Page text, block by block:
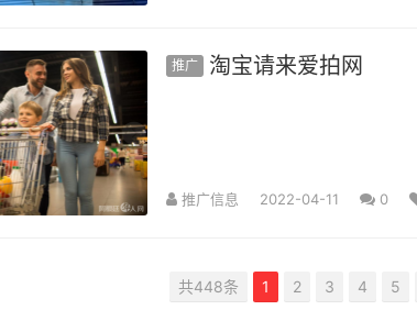
推广 淘宝请来爱拍网
推广信息 2022-04-11 0
共448条 1 2 3 4 5